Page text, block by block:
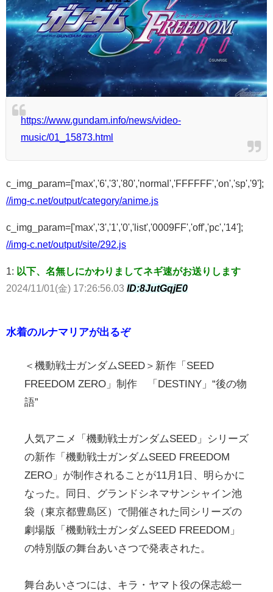
https://www.gundam.info/news/video-
music/01_15873.html
c_img_param=['max','6','3','80','normal','FFFFFF','on','sp','9'];
//img-c.net/output/category/anime.js
c_img_param=['max','3','1','0','list','0009FF','off','pc','14'];
//img-c.net/output/site/292.js
1: 以下、名無しにかわりましてネギ速がお送りします
2024/11/01(金) 17:26:56.03 ID:8JutGqjE0
水着のルナマリアが出るぞ
＜機動戦士ガンダムSEED＞新作「SEED
FREEDOM ZERO」制作 「DESTINY」“後の物
語”
人気アニメ「機動戦士ガンダムSEED」シリーズ
の新作「機動戦士ガンダムSEED FREEDOM
ZERO」が制作されることが11月1日、明らかに
なった。同日、グランドシネマサンシャイン池
袋（東京都豊島区）で開催された同シリーズの
劇場版「機動戦士ガンダムSEED FREEDOM」
の特別版の舞台あいさつで発表された。
舞台あいさつには、キラ・ヤマト役の保志総一